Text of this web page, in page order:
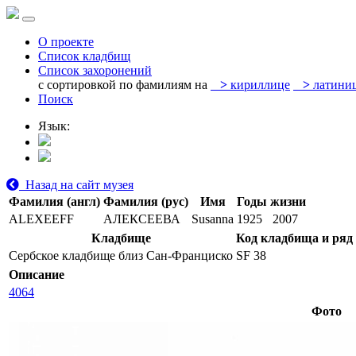
О проекте
Список кладбищ
Список захоронений
с сортировкой по фамилиям на
> кириллице >
Поиск
Язык:
Назад на сайт музея
Фамилия (англ) Фамилия (рус) Имя
Годы жизни
ALEXEEFF
АЛЕКСЕЕВА Susanna 1925
2007
Кладбище
Код кладбища и ряд
Сербское кладбище близ Сан-Франциско SF 38
Описание
4064
Фото